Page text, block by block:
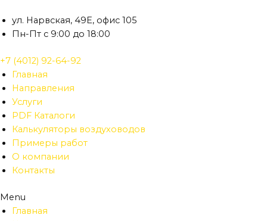
к
содержимому
ул. Нарвская, 49Е, офис 105
Пн-Пт с 9:00 до 18:00
+7 (4012) 92-64-92
Главная
Направления
Услуги
PDF Каталоги
Калькуляторы воздуховодов
Примеры работ
О компании
Контакты
Menu
Главная